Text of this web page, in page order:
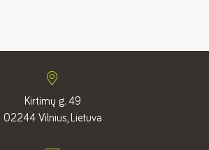
Kirtimų g. 49
02244 Vilnius, Lietuva